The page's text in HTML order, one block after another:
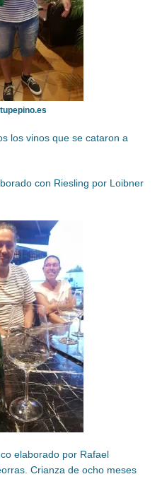
los vinos que se cataron a
con Riesling por Loibner
elaborado por Rafael
Crianza de ocho meses